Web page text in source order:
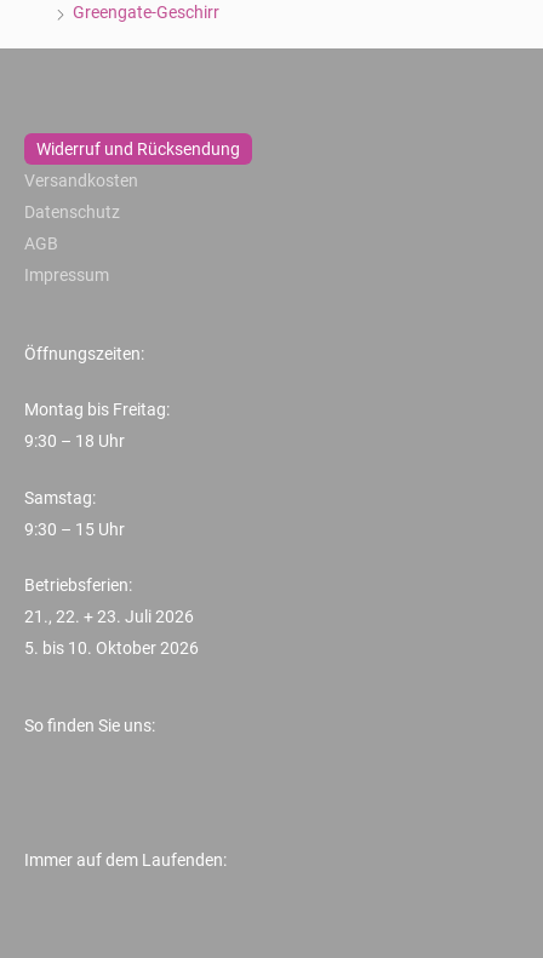
Greengate-Geschirr
Widerruf und Rücksendung
Versandkosten
Datenschutz
AGB
Impressum
Öffnungszeiten:
Montag bis Freitag:
9:30 – 18 Uhr
Samstag:
9:30 – 15 Uhr
Betriebsferien:
21., 22. + 23. Juli 2026
5. bis 10. Oktober 2026
So finden Sie uns:
Immer auf dem Laufenden: